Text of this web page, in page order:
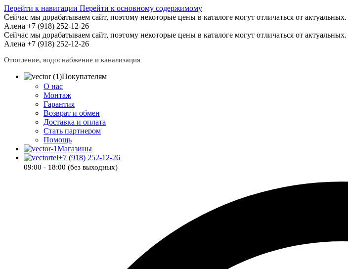
Перейти к навигации Перейти к основному содержимому
Сейчас мы дорабатываем сайт, поэтому некоторые цены в каталоге могут отличаться от актуальных.
Алена +7 (918) 252-12-26
Сейчас мы дорабатываем сайт, поэтому некоторые цены в каталоге могут отличаться от актуальных.
Алена +7 (918) 252-12-26
Отопление, водоснабжение и канализация
Покупателям
О нас
Монтаж
Гарантия
Возврат и обмен
Доставка и оплата
Стать партнером
Помощь
Магазины
+7 (918) 252-12-26
09:00 - 18:00 (без выходных)